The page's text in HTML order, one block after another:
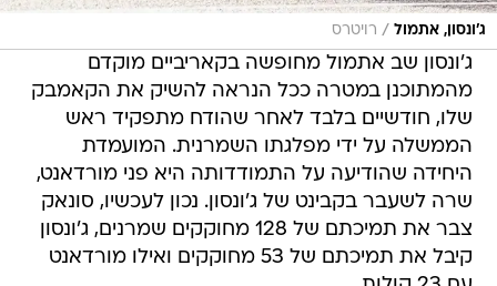
ג'ונסון, אתמול / רויטרס
ג'ונסון שב אתמול מחופשה בקאריביים מוקדם
מהמתוכנן במטרה ככל הנראה להשיק את הקאמבק
שלו, חודשיים בלבד לאחר שהודח מתפקיד ראש
הממשלה על ידי מפלגתו השמרנית. המועמדת
היחידה שהודיעה על התמודדותה היא פני מורדאנט,
שרה לשעבר בקבינט של ג'ונסון. נכון לעכשיו, סונאק
צבר את תמיכתם של 128 מחוקקים שמרנים, ג'ונסון
קיבל את תמיכתם של 53 מחוקקים ואילו מורדאנט